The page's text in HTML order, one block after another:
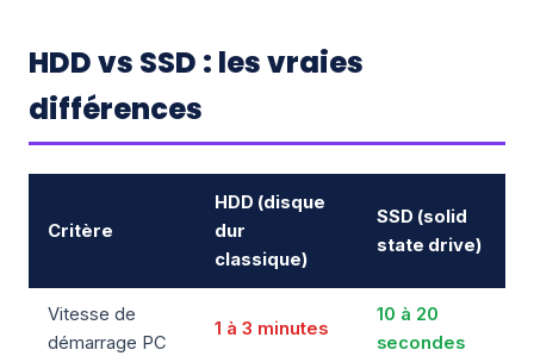
HDD vs SSD : les vraies
différences
Critère
HDD (disque
dur
classique)
SSD (solid
state drive)
Vitesse de
démarrage PC
1 à 3 minutes
10 à 20
secondes